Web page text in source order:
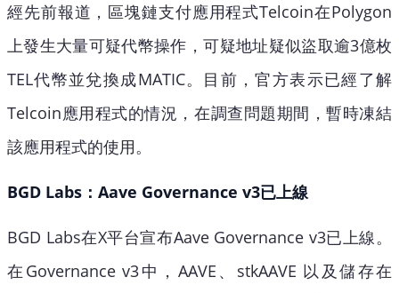
經先前報道，區塊鏈支付應用程式Telcoin在Polygon
上發生大量可疑代幣操作，可疑地址疑似盜取逾3億枚
TEL代幣並兌換成MATIC。目前，官方表示已經了解
Telcoin應用程式的情況，在調查問題期間，暫時凍結
該應用程式的使用。
BGD Labs：Aave Governance v3已上線
BGD Labs在X平台宣布Aave Governance v3已上線。
在Governance v3中，AAVE、stkAAVE 以及儲存在